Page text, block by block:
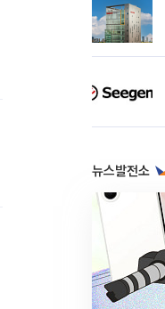
뉴스발전소